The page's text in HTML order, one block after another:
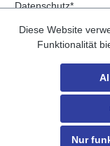
Datenschutz*
Die mit einem Stern
Diese Website
Funktionalität
Nur